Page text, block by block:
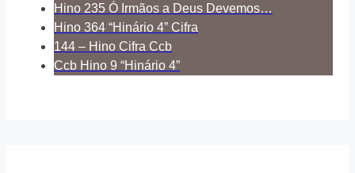
Hino 235 Ó Irmãos a Deus Devemos…
Hino 364 “Hinário 4” Cifra
144 – Hino Cifra Ccb
Ccb Hino 9 “Hinário 4”